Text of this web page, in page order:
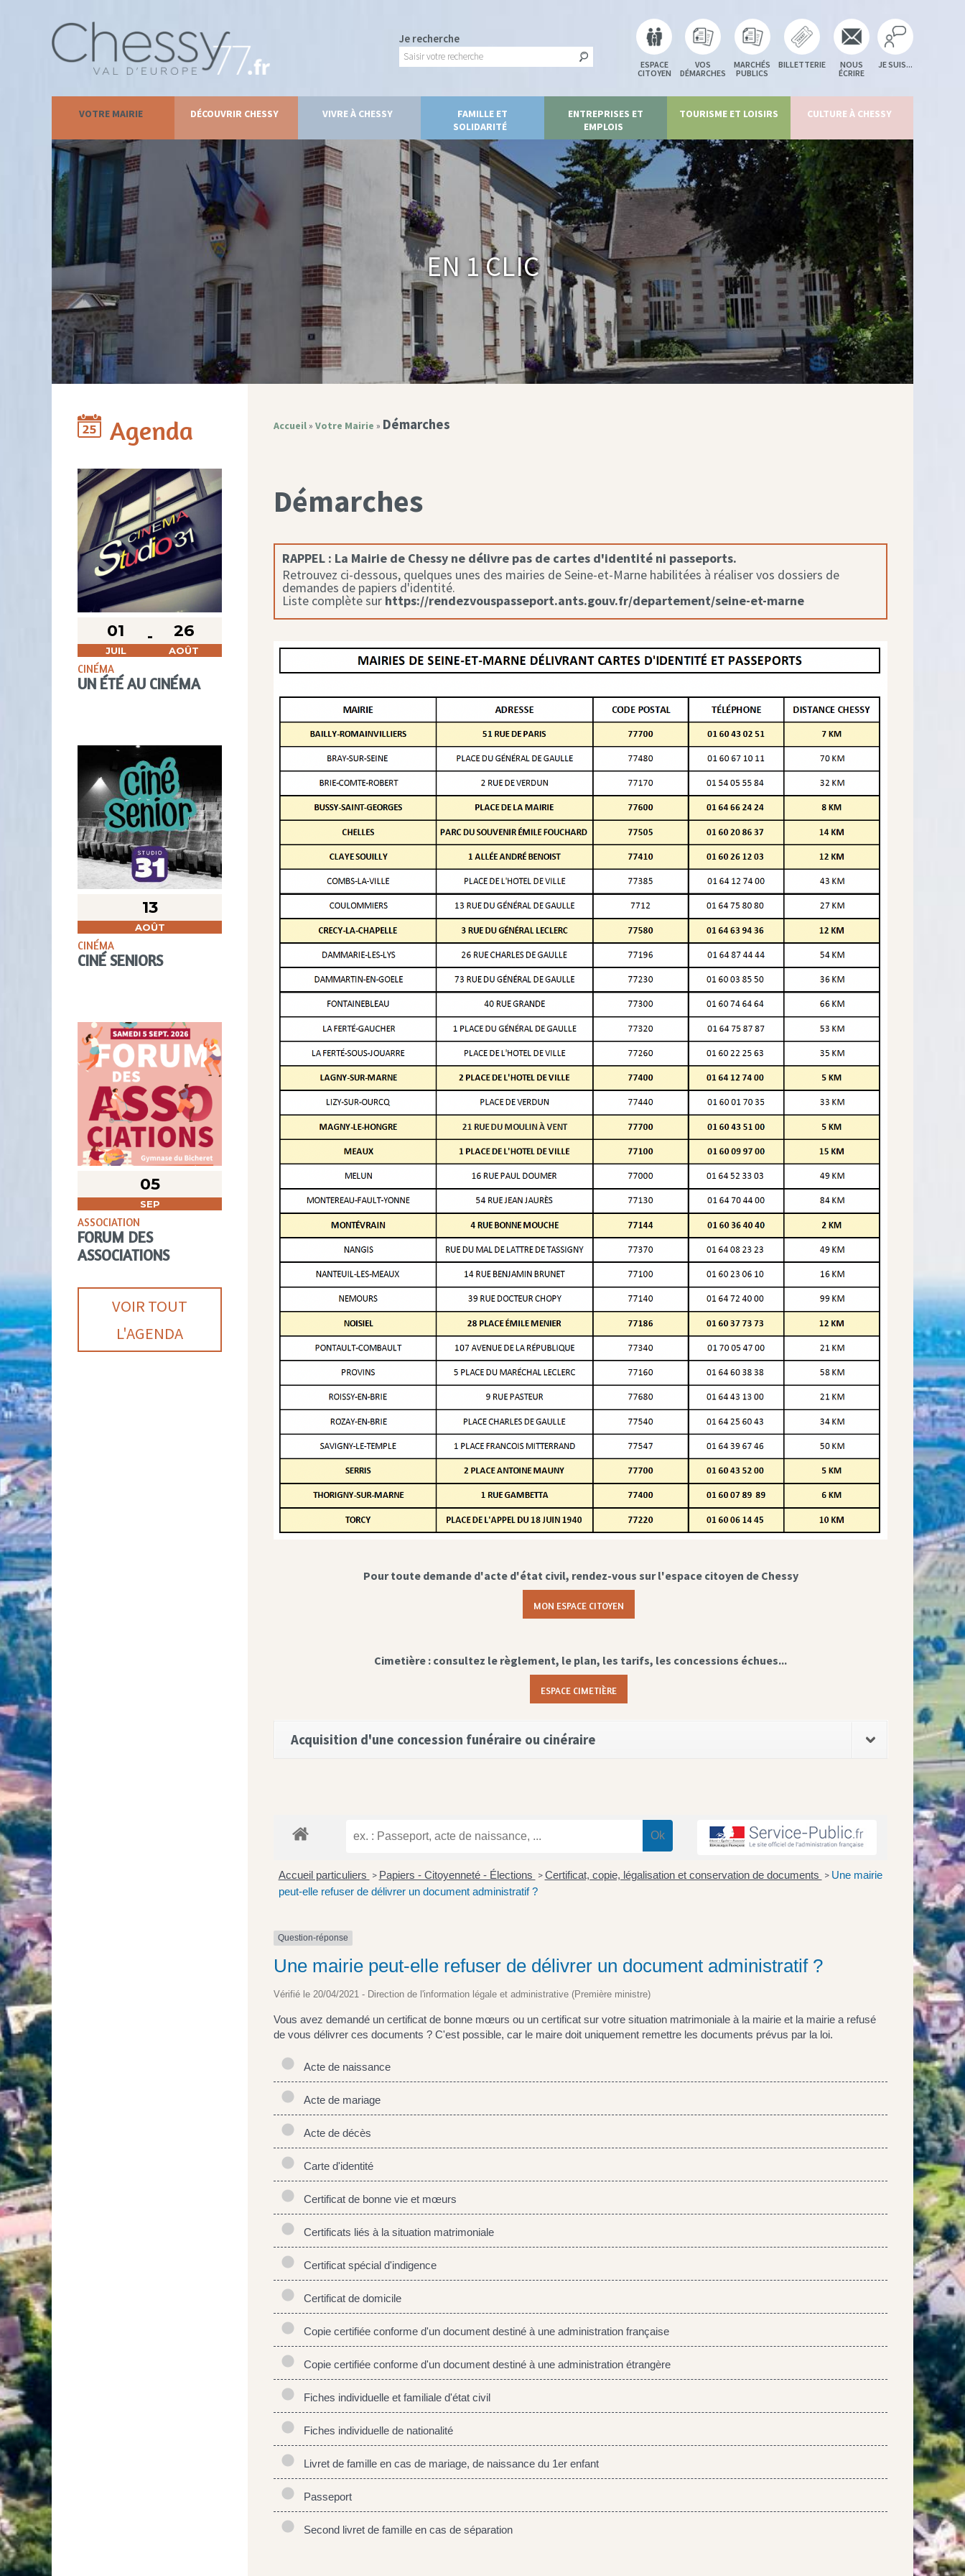
Je recherche
ESPACE
CITOYEN
VOS
DÉMARCHES
MARCHÉS
PUBLICS
BILLETTERIE
NOUS
ÉCRIRE
JE SUIS...
VOTRE MAIRIE DÉCOUVRIR CHESSY VIVRE À CHESSY
FAMILLE ET
SOLIDARITÉ
ENTREPRISES ET
EMPLOIS
TOURISME ET LOISIRS CULTURE À CHESSY
En 1 clic
Agenda
01
JUIL
26
AOÛT
CINÉMA
UN ÉTÉ AU CINÉMA
13
AOÛT
CINÉMA
CINÉ SENIORS
05
SEP
ASSOCIATION
FORUM DES
ASSOCIATIONS
VOIR TOUT
L'AGENDA
Accueil» Votre Mairie » Démarches
Démarches
RAPPEL : La Mairie de Chessy ne délivre pas de cartes d'identité ni passeports.
Retrouvez ci-dessous, quelques unes des mairies de Seine-et-Marne habilitées à réaliser vos dossiers de
demandes de papiers d'identité.
Liste complète sur https://rendezvouspasseport.ants.gouv.fr/departement/seine-et-marne
Pour toute demande d'acte d'état civil, rendez-vous sur l'espace citoyen de Chessy
MON ESPACE CITOYEN
Cimetière : consultez le règlement, le plan, les tarifs, les concessions échues...
ESPACE CIMETIÈRE
Acquisition d'une concession funéraire ou cinéraire
Accueil particuliers > Papiers - Citoyenneté - Élections > Certificat, copie, légalisation et conservation de documents > Une mairie
peut-elle refuser de délivrer un document administratif ?
Question-réponse
Une mairie peut-elle refuser de délivrer un document administratif ?
Vérifié le 20/04/2021 - Direction de l'information légale et administrative (Première ministre)
Vous avez demandé un certificat de bonne mœurs ou un certificat sur votre situation matrimoniale à la mairie et la mairie a refusé
de vous délivrer ces documents ? C'est possible, car le maire doit uniquement remettre les documents prévus par la loi.
Acte de naissance
Acte de mariage
Acte de décès
Carte d'identité
Certificat de bonne vie et mœurs
Certificats liés à la situation matrimoniale
Certificat spécial d'indigence
Certificat de domicile
Copie certifiée conforme d'un document destiné à une administration française
Copie certifiée conforme d'un document destiné à une administration étrangère
Fiches individuelle et familiale d'état civil
Fiches individuelle de nationalité
Livret de famille en cas de mariage, de naissance du 1er enfant
Passeport
Second livret de famille en cas de séparation